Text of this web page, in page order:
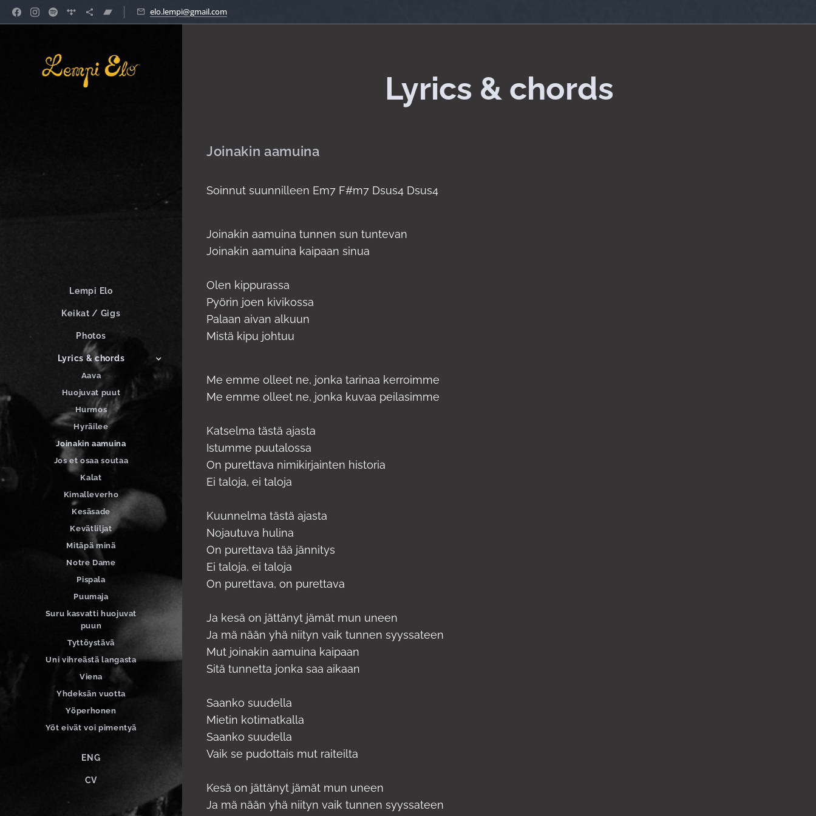
elo.lempi@gmail.com
Lempi Elo
Keikat / Gigs
Photos
Lyrics & chords
Aava
Huojuvat puut
Hurmos
Hyräilee
Joinakin aamuina
Jos et osaa soutaa
Kalat
Kimalleverho
Kesäsade
Kevätliljat
Mitäpä minä
Notre Dame
Pispala
Puumaja
Suru kasvatti huojuvat
puun
Tyttöystävä
Uni vihreästä langasta
Viena
Yhdeksän vuotta
Yöperhonen
Yöt eivät voi pimentyä
ENG
CV
Lyrics & chords
Joinakin aamuina
Soinnut suunnilleen Em7 F#m7 Dsus4 Dsus4
Joinakin aamuina tunnen sun tuntevan
Joinakin aamuina kaipaan sinua
Olen kippurassa
Pyörin joen kivikossa
Palaan aivan alkuun
Mistä kipu johtuu
Me emme olleet ne, jonka tarinaa kerroimme
Me emme olleet ne, jonka kuvaa peilasimme
Katselma tästä ajasta
Istumme puutalossa
On purettava nimikirjainten historia
Ei taloja, ei taloja
Kuunnelma tästä ajasta
Nojautuva hulina
On purettava tää jännitys
Ei taloja, ei taloja
On purettava, on purettava
Ja kesä on jättänyt jämät mun uneen
Ja mä nään yhä niityn vaik tunnen syyssateen
Mut joinakin aamuina kaipaan
Sitä tunnetta jonka saa aikaan
Saanko suudella
Mietin kotimatkalla
Saanko suudella
Vaik se pudottais mut raiteilta
Kesä on jättänyt jämät mun uneen
Ja mä nään yhä niityn vaik tunnen syyssateen